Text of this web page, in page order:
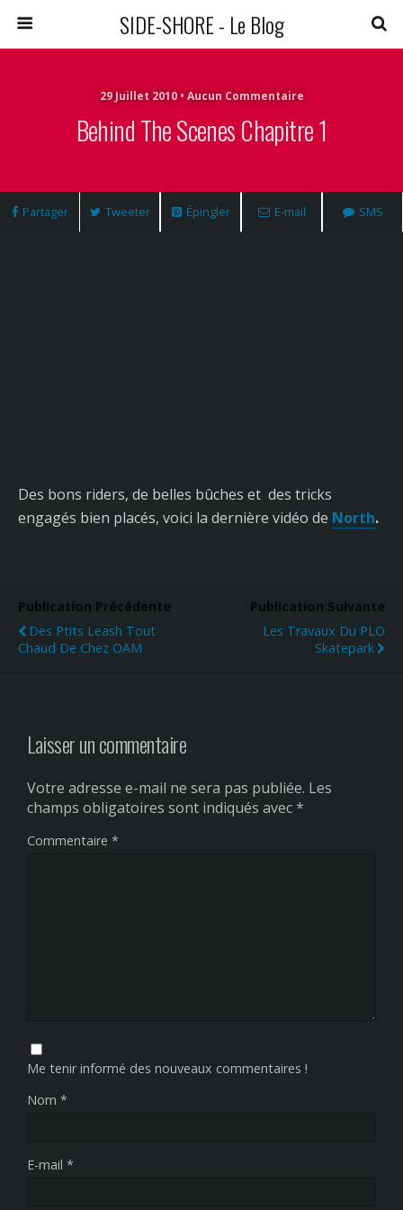
SIDE-SHORE - Le Blog
29 Juillet 2010 • Aucun Commentaire
Behind The Scenes Chapitre 1
Partager Tweeter Épingler E-mail SMS
Des bons riders, de belles bûches et des tricks
engagés bien placés, voici la dernière vidéo de North.
Publication Précédente
Des Ptits Leash Tout
Chaud De Chez OAM
Publication Suivante
Les Travaux Du PLO
Skatepark
Laisser un commentaire
Votre adresse e-mail ne sera pas publiée. Les
champs obligatoires sont indiqués avec*
Commentaire *
Me tenir informé des nouveaux commentaires !
Nom *
E-mail *